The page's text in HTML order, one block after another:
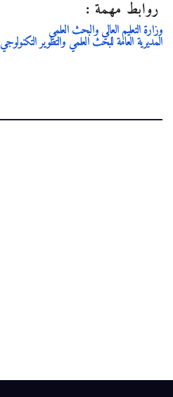
روابط مهمة :
وزارة التعليم العالي والبحث العلمي
المديرية العامة للبحث العلمي والتطوير التكنولوجي